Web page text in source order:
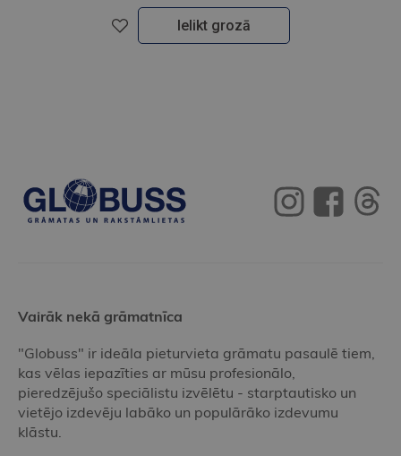
Ielikt grozā
Vairāk nekā grāmatnīca
"Globuss" ir ideāla pieturvieta grāmatu pasaulē tiem,
kas vēlas iepazīties ar mūsu profesionālo,
pieredzējušo speciālistu izvēlētu - starptautisko un
vietējo izdevēju labāko un populārāko izdevumu
klāstu.